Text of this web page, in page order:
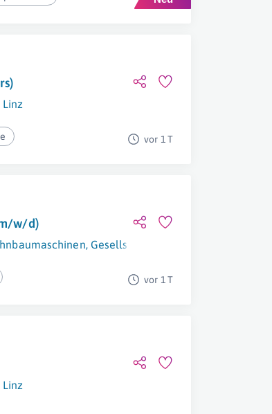
Linz
vor 1 T
w/d)
Gesellschaft m.b.H.
vor 1 T
Linz